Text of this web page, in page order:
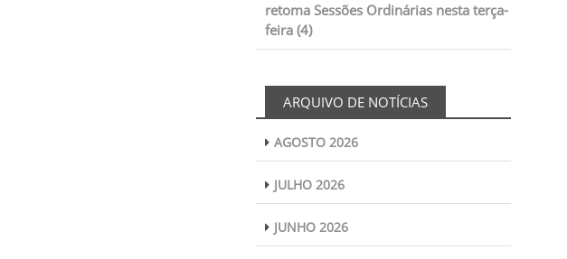
retoma Sessões Ordinárias nesta terça-
feira (4)
ARQUIVO DE NOTÍCIAS
AGOSTO 2026
JULHO 2026
JUNHO 2026